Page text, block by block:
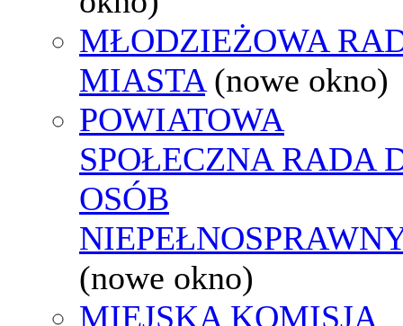
MŁODZIEŻOWA
MIASTA (nowe okno)
POWIATOWA
SPOŁECZNA RADA
OSÓB
(nowe okno)
MIEJSKA KOMISJA